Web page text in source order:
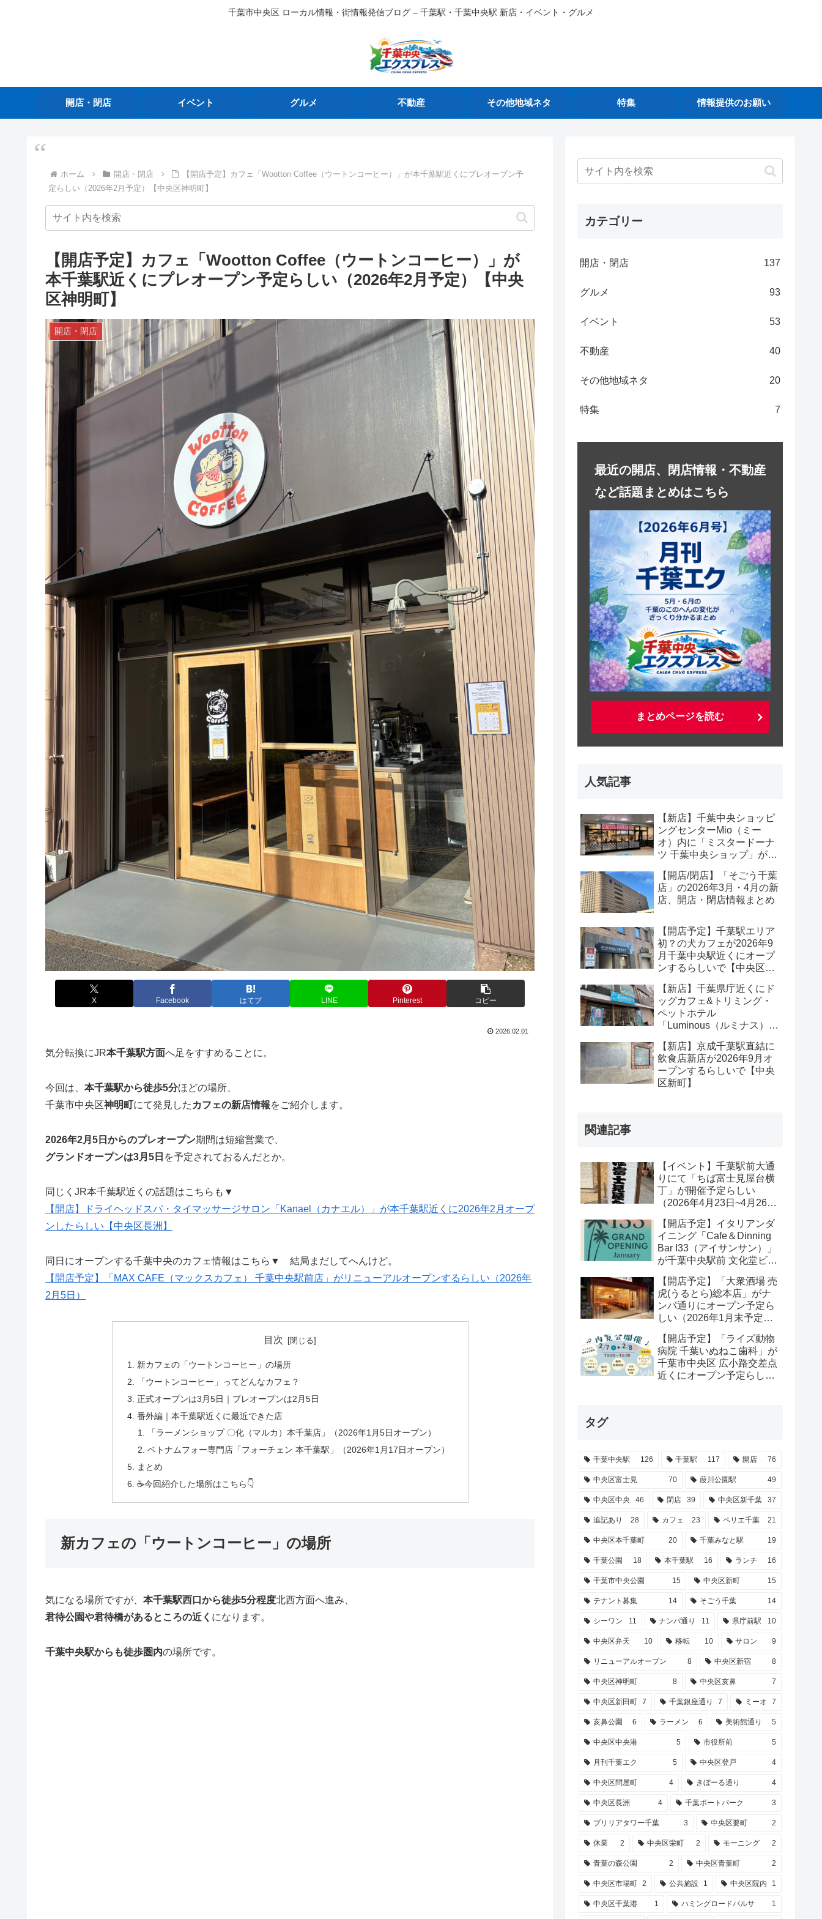
千葉市中央区 ローカル情報・街情報発信ブログ – 千葉駅・千葉中央駅 新店・イベント・グルメ
開店・閉店 イベント グルメ 不動産 その他地域ネタ 特集 情報提供のお願い
ホーム 開店・閉店
【開店予定】カフェ「Wootton Coffee（ウートンコーヒー）」が本千葉駅近くにプレオープン予
定らしい（2026年2月予定）【中央区神明町】
【開店予定】カフェ「Wootton Coffee（ウートンコーヒー）」が
本千葉駅近くにプレオープン予定らしい（2026年2月予定）【中央
区神明町】
開店・閉店
X Facebook はてブ LINE Pinterest コピー
2026.02.01
気分転換にJR本千葉駅方面へ足をすすめることに。
今回は、 本千葉駅から徒歩5分ほどの場所、
千葉市中央区神明町にて発見した カフェの新店情報をご紹介します。
2026年2月5日からのプレオープン期間は短縮営業で、
グランドオープンは3月5日 を予定されておるんだとか。
同じくJR本千葉駅近くの話題はこちらも▼
【開店】ドライヘッドスパ・タイマッサージサロン「Kanael（カナエル）」が本千葉駅近くに2026年2月オープ
ンしたらしい【中央区長洲】
同日にオープンする千葉中央のカフェ情報はこちら▼ 結局まだしてへんけど。
【開店予定】「MAX CAFE（マックスカフェ） 千葉中央駅前店」がリニューアルオープンするらしい（2026年
2月5日）
目次
新カフェの「ウートンコーヒー」の場所
「ウートンコーヒー」ってどんなカフェ？
正式オープンは3月5日｜プレオープンは2月5日
番外編｜本千葉駅近くに最近できた店
「ラーメンショップ 〇化（マルカ）本千葉店」（2026年1月5日オープン）
ベトナムフォー専門店「フォーチェン 本千葉駅」（2026年1月17日オープン）
まとめ
☕今回紹介した場所はこちら👇
新カフェの「ウートンコーヒー」の場所
気になる場所ですが、 本千葉駅西口から徒歩5分程度北西方面へ進み、
君待公園や君待橋があるところの近く になります。
千葉中央駅からも徒歩圏内の場所です。
カテゴリー
開店・閉店 137
グルメ 93
イベント 53
不動産 40
その他地域ネタ 20
特集 7
最近の開店、閉店情報・不動産
など話題まとめはこちら
まとめページを読む
人気記事
【新店】千葉中央ショッピ
ングセンターMio（ミー
オ）内に「ミスタードーナ
ツ 千葉中央ショップ」が
しいで【中央区本千葉町】
【開店/閉店】「そごう千葉
店」の2026年3月・4月の新
店、開店・閉店情報まとめ
【開店予定】千葉駅エリア
初？の犬カフェが2026年9
月千葉中央駅近くにオープ
ンするらしいで【中央区中
【新店】千葉県庁近くにド
ッグカフェ&トリミング・
ペットホテル
「Luminous（ルミナス）」
らしいで【中央区市場町】
【新店】京成千葉駅直結に
飲食店新店が2026年9月オ
ープンするらしいで【中央
区新町】
関連記事
【イベント】千葉駅前大通
りにて「ちば富士見屋台横
丁」が開催予定らしい
（2026年4月23日~4月26
川公園】
【開店予定】イタリアンダ
イニング「Cafe＆Dinning
Bar I33（アイサンサン）」
が千葉中央駅前 文化堂ビル
（2026年2月）
【開店予定】「大衆酒場 売
虎(うるとら)総本店」がナ
ンパ通りにオープン予定ら
しい（2026年1月末予定）
【開店予定】「ライズ動物
病院 千葉いぬねこ歯科」が
千葉市中央区 広小路交差点
近くにオープン予定らしい
タグ
千葉中央駅 126 千葉駅 117 開店 76
中央区富士見 70 葭川公園駅 49
中央区中央 46 閉店 39 中央区新千葉 37
追記あり 28 カフェ 23 ペリエ千葉 21
中央区本千葉町 20 千葉みなと駅 19
千葉公園 18 本千葉駅 16 ランチ 16
千葉市中央公園 15 中央区新町 15
テナント募集 14 そごう千葉 14
シーワン 11 ナンパ通り 11 県庁前駅 10
中央区弁天 10 移転 10 サロン 9
リニューアルオープン 8 中央区新宿 8
中央区神明町 8 中央区亥鼻 7
中央区新田町 7 千葉銀座通り 7 ミーオ 7
亥鼻公園 6 ラーメン 6 美術館通り 5
中央区中央港 5 市役所前 5
月刊千葉エク 5 中央区登戸 4
中央区問屋町 4 きぼーる通り 4
中央区長洲 4 千葉ポートパーク 3
ブリリアタワー千葉 3 中央区要町 2
休業 2 中央区栄町 2 モーニング 2
青葉の森公園 2 中央区青葉町 2
中央区市場町 2 公共施設 1 中央区院内 1
中央区千葉港 1 ハミングロードパルサ 1